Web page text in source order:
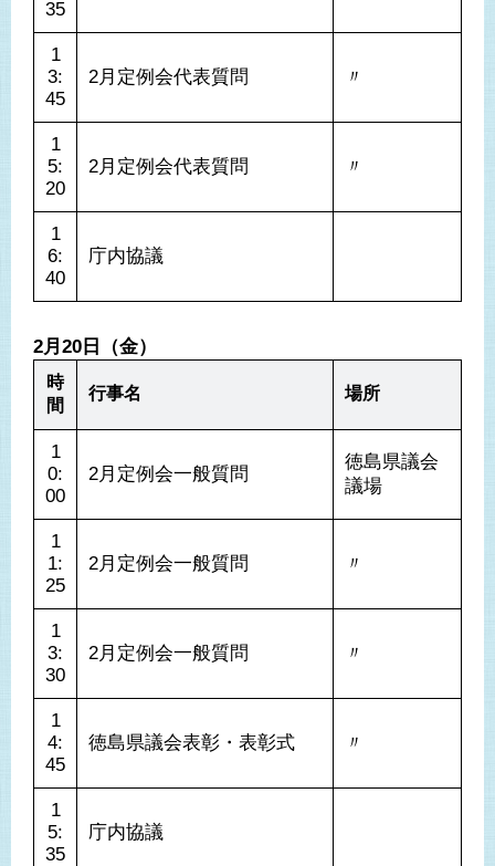
35
1
3:
45
2月定例会代表質問 〃
1
5:
20
2月定例会代表質問 〃
1
6:
40
庁内協議
2月20日（金）
時
間
行事名 場所
1
0:
00
2月定例会一般質問
徳島県議会
議場
1
1:
25
2月定例会一般質問 〃
1
3:
30
2月定例会一般質問 〃
1
4:
45
徳島県議会表彰・表彰式 〃
1
5:
35
庁内協議